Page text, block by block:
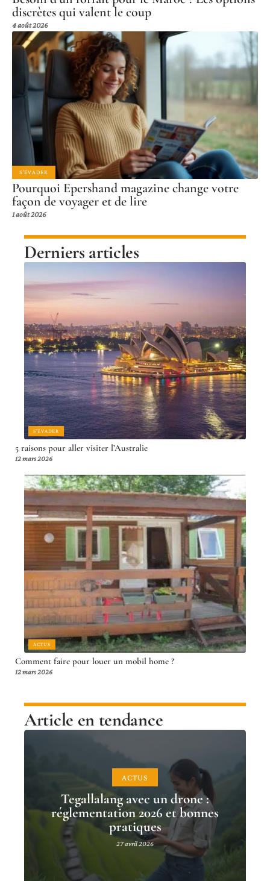
discrètes qui valent le coup
4 août 2026
S'ÉVADER
Pourquoi Epershand magazine change votre
façon de voyager et de lire
1 août 2026
Derniers articles
S'ÉVADER
5 raisons pour aller visiter l’Australie
12 mars 2026
ACTUS
Comment faire pour louer un mobil home ?
12 mars 2026
Article en tendance
ACTUS
Tegallalang avec un drone :
réglementation 2026 et bonnes
pratiques
27 avril 2026